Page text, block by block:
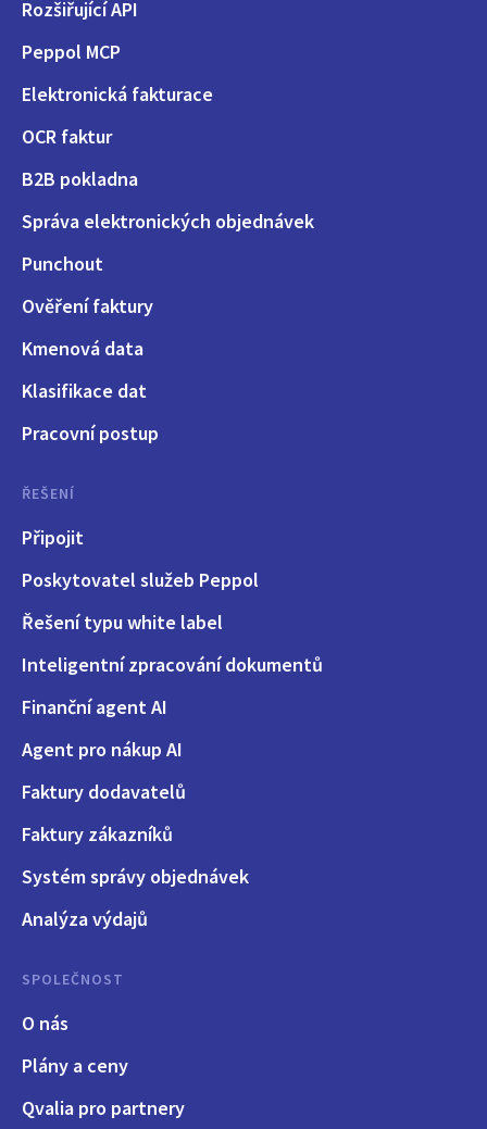
Rozšiřující API
Peppol MCP
Elektronická fakturace
OCR faktur
B2B pokladna
Správa elektronických objednávek
Punchout
Ověření faktury
Kmenová data
Klasifikace dat
Pracovní postup
ŘEŠENÍ
Připojit
Poskytovatel služeb Peppol
Řešení typu white label
Inteligentní zpracování dokumentů
Finanční agent AI
Agent pro nákup AI
Faktury dodavatelů
Faktury zákazníků
Systém správy objednávek
Analýza výdajů
SPOLEČNOST
O nás
Plány a ceny
Qvalia pro partnery